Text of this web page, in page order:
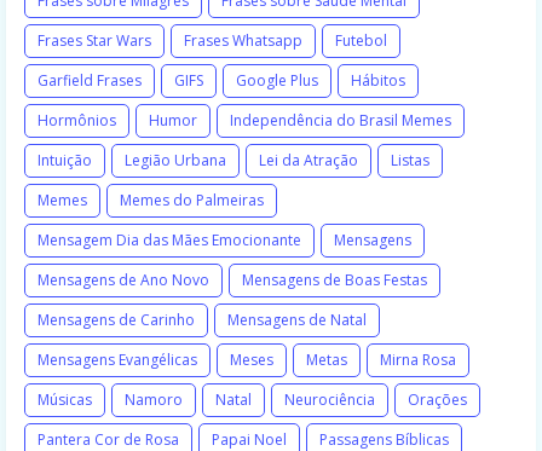
Frases Star Wars
Frases Whatsapp
Futebol
Garfield Frases
GIFS Google Plus
Hábitos
Hormônios
Humor
Independência do Brasil Memes
Intuição
Legião Urbana Lei da Atração
Listas
Memes
Memes do Palmeiras
Mensagem Dia das Mães Emocionante
Mensagens
Mensagens de Ano Novo
Mensagens de Boas Festas
Mensagens de Carinho
Mensagens de Natal
Mensagens Evangélicas
Meses Metas
Mirna Rosa
Músicas
Namoro Natal Neurociência
Orações
Pantera Cor de Rosa
Papai Noel
Passagens Bíblicas